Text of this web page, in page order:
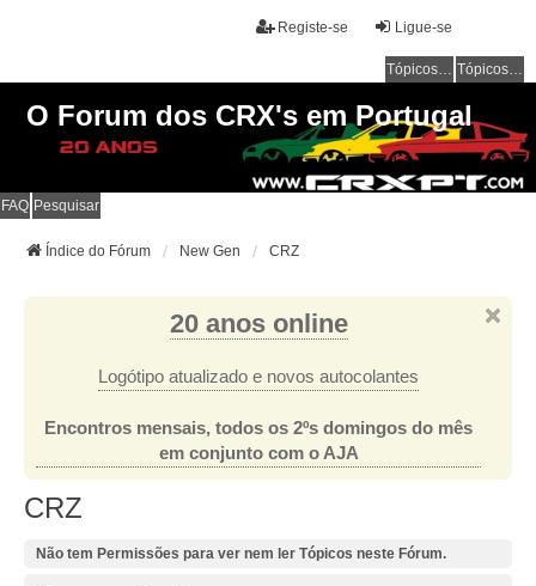
Ligue-se
Registe-se
Tópicos sem resposta Tópicos ativos
O Forum dos CRX's em Portugal
FAQ Pesquisar
Índice do Fórum New Gen CRZ
20 anos online
Logótipo atualizado e novos autocolantes
Encontros mensais, todos os 2ºs domingos do mês
em conjunto com o AJA
CRZ
Não tem Permissões para ver nem ler Tópicos neste Fórum.